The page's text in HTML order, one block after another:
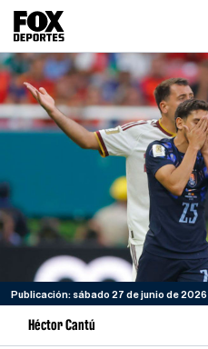
Publicación: sábado 27 de junio de 2026
Héctor Cantú